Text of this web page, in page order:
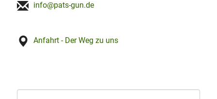
info@pats-gun.de
Anfahrt - Der Weg zu uns